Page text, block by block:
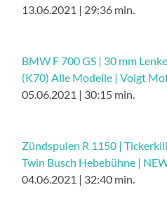
13.06.2021 | 29:36 min.
BMW F 700 GS | 30 mm
(K70) Alle Modelle | Voigt
05.06.2021 | 30:15 min.
Zündspulen R 1150 |
Twin Busch Hebebühne |
04.06.2021 | 32:40 min.